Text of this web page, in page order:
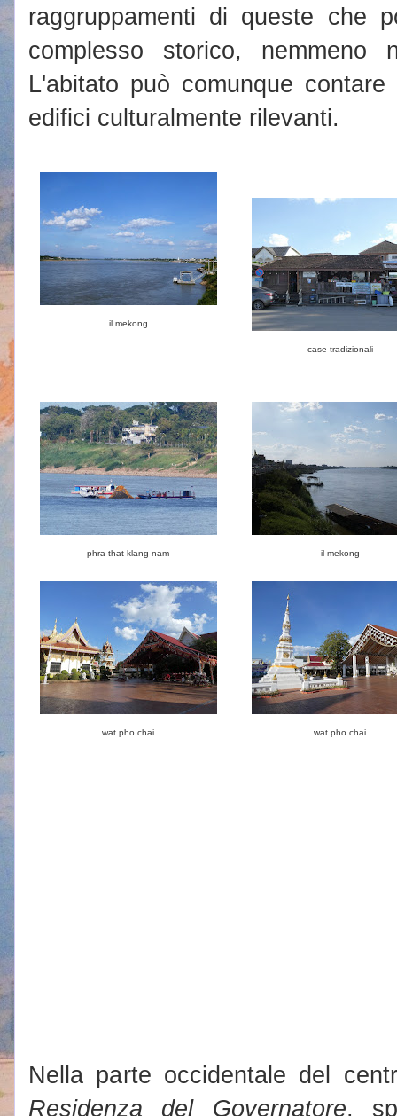
raggruppamenti di queste che
complesso storico, nemmeno
L'abitato può comunque
edifici culturalmente rilevanti.
il mekong
case tradizionali
phra that klang nam il mekong
wat pho chai wat pho chai
Nella parte occidentale del
Residenza del Governatore,